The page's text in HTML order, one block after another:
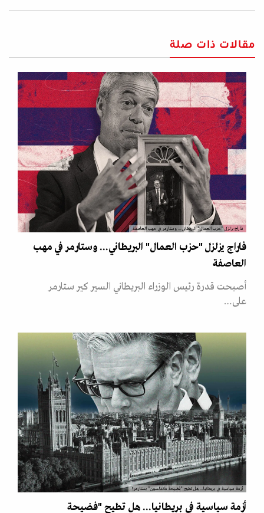
مقالات ذات صلة
فاراج يزلزل "حزب العمال" البريطاني... وستارمر في مهب العاصفة
فاراج يزلزل "حزب العمال" البريطاني... وستارمر في مهب
العاصفة
أصبحت قدرة رئيس الوزراء البريطاني السير كير ستارمر
على…
أزمة سياسية في بريطانيا... هل تطيح "فضيحة ماندلسون" بستارمر؟
أزمة سياسية في بريطانيا... هل تطيح "فضيحة